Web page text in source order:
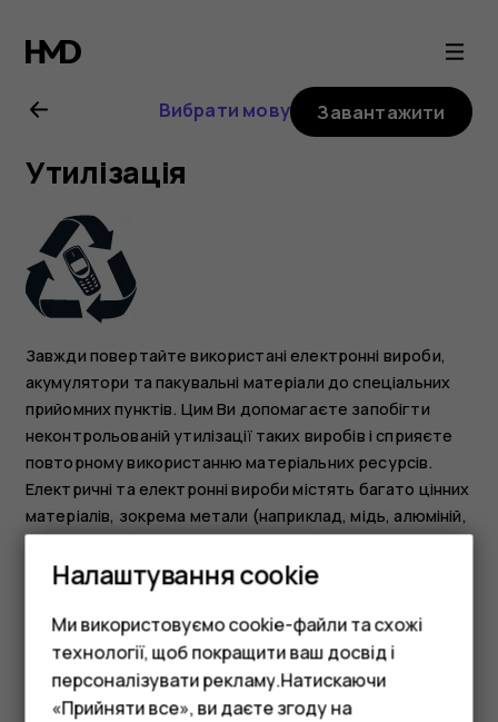
Посібник
користувача
Nokia
8.1
Вибрати мову Завантажити
Утилізація
Завжди повертайте використані електронні вироби,
акумулятори та пакувальні матеріали до спеціальних
прийомних пунктів. Цим Ви допомагаєте запобігти
неконтрольованій утилізації таких виробів і сприяєте
повторному використанню матеріальних ресурсів.
Електричні та електронні вироби містять багато цінних
матеріалів, зокрема метали (наприклад, мідь, алюміній,
сталь і магній) і дорогоцінні метали (наприклад,
золото, срібло та паладій). Усі матеріали пристрою
можна переробити в інші матеріали та енергію.
Налаштування cookie
Ми використовуємо cookie-файли та схожі
технології, щоб покращити ваш досвід і
персоналізувати рекламу.Натискаючи
«Прийняти все», ви даєте згоду на